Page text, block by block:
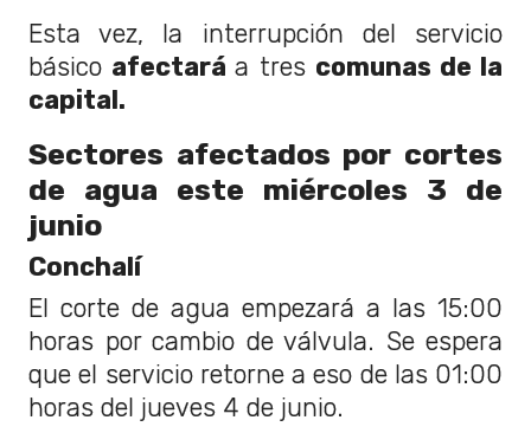
Esta vez, la interrupción del servicio
básico afectaráa tres comunas de la
capital.
Sectores afectados por cortes
de agua este miércoles 3 de
junio
Conchalí
El corte de agua empezará a las 15:00
horas por cambio de válvula. Se espera
que el servicio retorne a eso de las 01:00
horas del jueves 4 de junio.